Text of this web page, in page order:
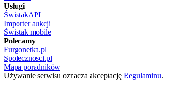
Usługi
ŚwistakAPI
Importer aukcji
Świstak mobile
Polecamy
Furgonetka.pl
Spolecznosci.pl
Mapa poradników
Używanie serwisu oznacza akceptację Regulaminu.